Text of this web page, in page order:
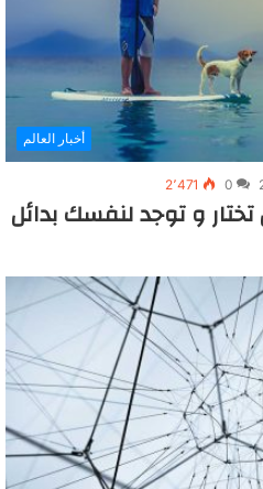
أخبار العالم
0 2٬471
و توجد لنفسك بدائل